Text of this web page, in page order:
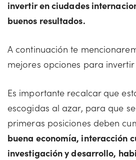
invertir en ciudades
buenos resultados.
A continuación te
mejores opciones para invertir
Es importante recalcar que
escogidas al azar, para que
primeras posiciones deben
buena economía, interacción
investigación y desarrollo,